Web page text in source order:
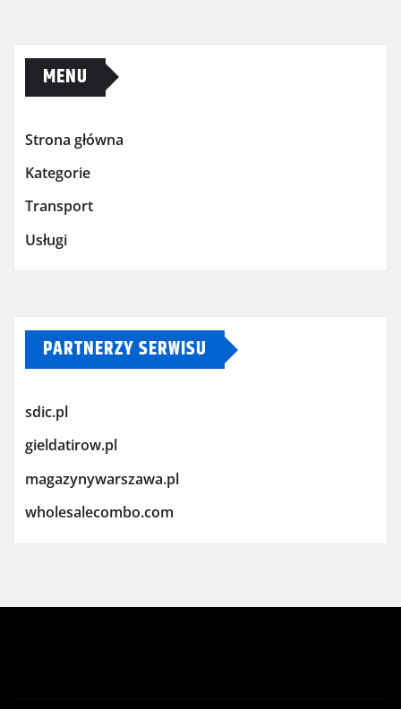
MENU
Strona główna
Kategorie
Transport
Usługi
PARTNERZY SERWISU
sdic.pl
gieldatirow.pl
magazynywarszawa.pl
wholesalecombo.com